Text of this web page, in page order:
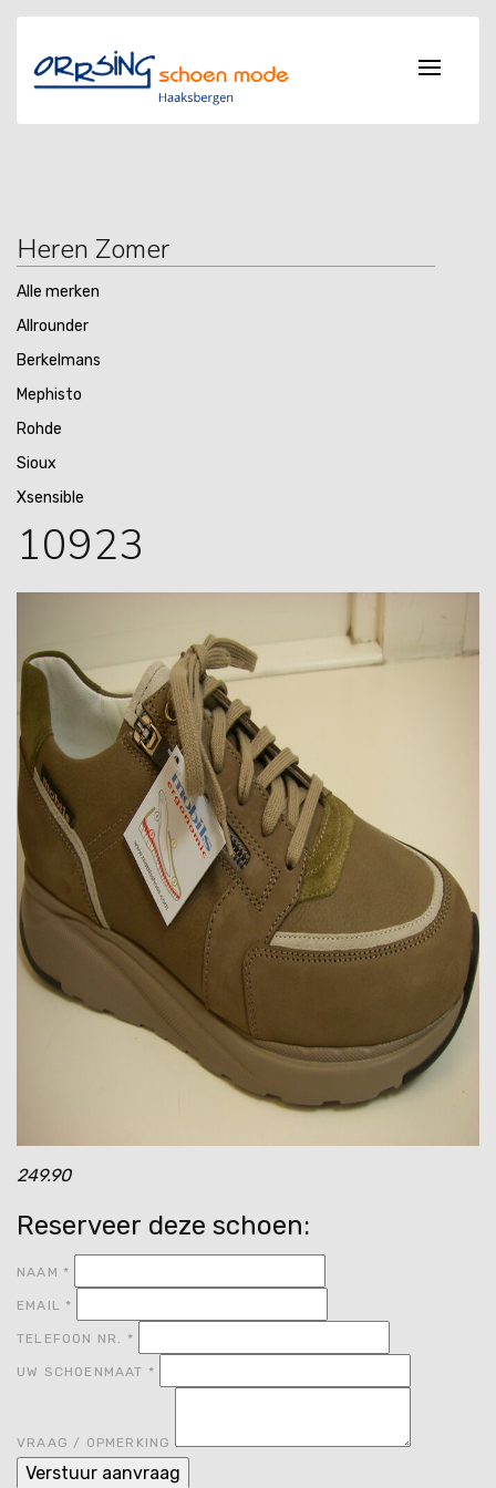
Heren Zomer
Alle merken
Allrounder
Berkelmans
Mephisto
Rohde
Sioux
Xsensible
10923
249.90
Reserveer deze schoen:
NAAM *
EMAIL *
TELEFOON NR. *
UW SCHOENMAAT *
VRAAG / OPMERKING